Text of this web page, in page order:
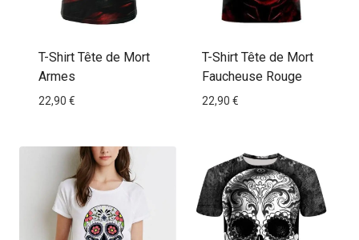
T-Shirt Tête de Mort
Armes
22,90 €
T-Shirt Tête de Mort
Faucheuse Rouge
22,90 €